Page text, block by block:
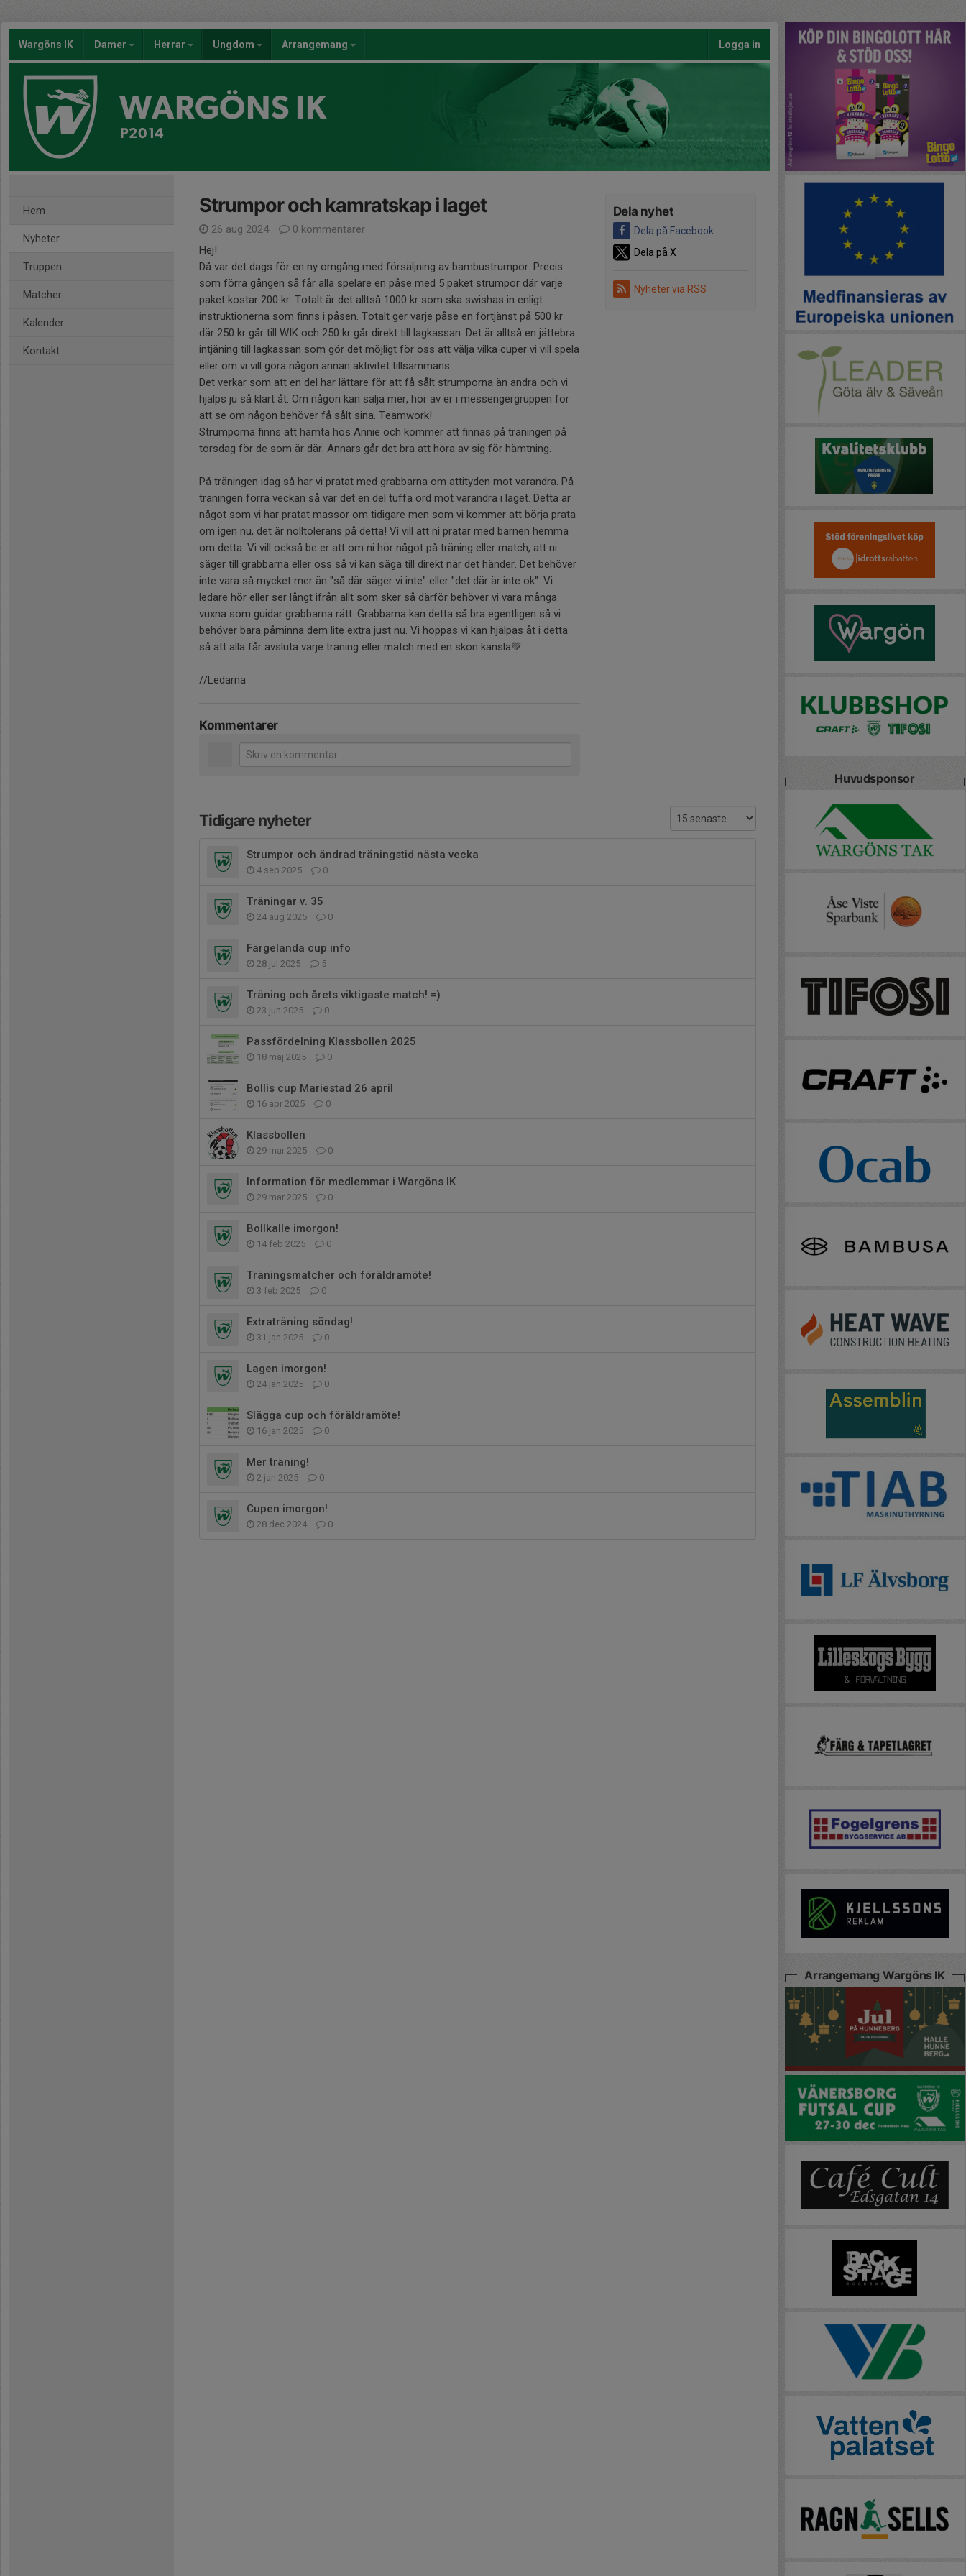
Wargöns IK Damer Herrar Ungdom Arrangemang Logga in
WARGÖNS IK
P2014
Hem
Nyheter
Truppen
Matcher
Kalender
Kontakt
Dela nyhet
Dela på Facebook
Dela på X
Nyheter via RSS
Strumpor och kamratskap i laget
26 aug 2024
0 kommentarer
Hej!
Då var det dags för en ny omgång med försäljning av bambustrumpor. Precis
som förra gången så får alla spelare en påse med 5 paket strumpor där varje
paket kostar 200 kr. Totalt är det alltså 1000 kr som ska swishas in enligt
instruktionerna som finns i påsen. Totalt ger varje påse en förtjänst på 500 kr
där 250 kr går till WIK och 250 kr går direkt till lagkassan. Det är alltså en jättebra
intjäning till lagkassan som gör det möjligt för oss att välja vilka cuper vi vill spela
eller om vi vill göra någon annan aktivitet tillsammans.
Det verkar som att en del har lättare för att få sålt strumporna än andra och vi
hjälps ju så klart åt. Om någon kan sälja mer, hör av er i messengergruppen för
att se om någon behöver få sålt sina. Teamwork!
Strumporna finns att hämta hos Annie och kommer att finnas på träningen på
torsdag för de som är där. Annars går det bra att höra av sig för hämtning.
På träningen idag så har vi pratat med grabbarna om attityden mot varandra. På
träningen förra veckan så var det en del tuffa ord mot varandra i laget. Detta är
något som vi har pratat massor om tidigare men som vi kommer att börja prata
om igen nu, det är nolltolerans på detta! Vi vill att ni pratar med barnen hemma
om detta. Vi vill också be er att om ni hör något på träning eller match, att ni
säger till grabbarna eller oss så vi kan säga till direkt när det händer. Det behöver
inte vara så mycket mer än "så där säger vi inte" eller "det där är inte ok". Vi
ledare hör eller ser långt ifrån allt som sker så därför behöver vi vara många
vuxna som guidar grabbarna rätt. Grabbarna kan detta så bra egentligen så vi
behöver bara påminna dem lite extra just nu. Vi hoppas vi kan hjälpas åt i detta
så att alla får avsluta varje träning eller match med en skön känsla💚
//Ledarna
Kommentarer
Tidigare nyheter
Strumpor och ändrad träningstid nästa vecka
4 sep 2025 0
Träningar v. 35
24 aug 2025 0
Färgelanda cup info
28 jul 2025 5
Träning och årets viktigaste match! =)
23 jun 2025 0
Passfördelning Klassbollen 2025
18 maj 2025 0
Bollis cup Mariestad 26 april
16 apr 2025 0
Klassbollen
29 mar 2025 0
Information för medlemmar i Wargöns IK
29 mar 2025 0
Bollkalle imorgon!
14 feb 2025 0
Träningsmatcher och föräldramöte!
3 feb 2025 0
Extraträning söndag!
31 jan 2025 0
Lagen imorgon!
24 jan 2025 0
Slägga cup och föräldramöte!
16 jan 2025 0
Mer träning!
2 jan 2025 0
Cupen imorgon!
28 dec 2024 0
Huvudsponsor
Arrangemang Wargöns IK